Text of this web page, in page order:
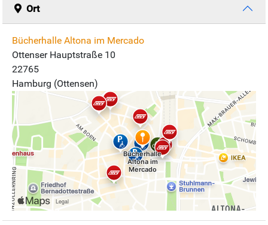
Ort
Bücherhalle Altona im Mercado
Ottenser Hauptstraße 10
22765
Hamburg (Ottensen)